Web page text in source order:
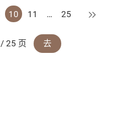
10 11 … 25 下一页
/ 25 页 去